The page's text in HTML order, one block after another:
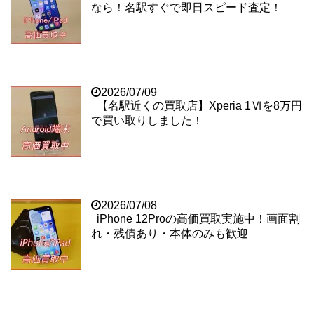
なら！名駅すぐで即日スピード査定！
2026/07/09
【名駅近くの買取店】Xperia 1Ⅵを8万円
で買い取りしました！
2026/07/08
iPhone 12Proの高価買取実施中！画面割
れ・残債あり・本体のみも歓迎